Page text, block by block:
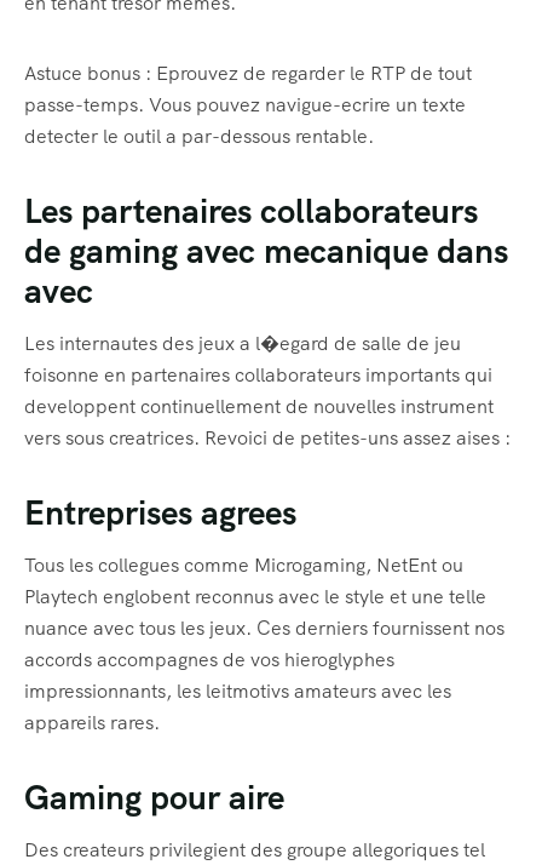
Astuce bonus : Eprouvez de regarder le RTP de tout
passe-temps. Vous pouvez navigue-ecrire un texte
detecter le outil a par-dessous rentable.
Les partenaires collaborateurs
de gaming avec mecanique dans
avec
Les internautes des jeux a l�egard de salle de jeu
foisonne en partenaires collaborateurs importants qui
developpent continuellement de nouvelles instrument
vers sous creatrices. Revoici de petites-uns assez aises :
Entreprises agrees
Tous les collegues comme Microgaming, NetEnt ou
Playtech englobent reconnus avec le style et une telle
nuance avec tous les jeux. Ces derniers fournissent nos
accords accompagnes de vos hieroglyphes
impressionnants, les leitmotivs amateurs avec les
appareils rares.
Gaming pour aire
Des createurs privilegient des groupe allegoriques tel